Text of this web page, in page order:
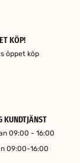
KÖP!
öppet köp
KUNDTJÄNST
09:00 - 16:00
09:00-16:00